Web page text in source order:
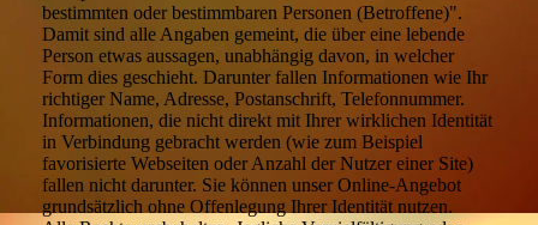
bestimmten oder bestimmbaren Personen (Betroffene)".
Damit sind alle Angaben gemeint, die über eine lebende
Person etwas aussagen, unabhängig davon, in welcher
Form dies geschieht. Darunter fallen Informationen wie Ihr
richtiger Name, Adresse, Postanschrift, Telefonnummer.
Informationen, die nicht direkt mit Ihrer wirklichen Identität
in Verbindung gebracht werden (wie zum Beispiel
favorisierte Webseiten oder Anzahl der Nutzer einer Site)
fallen nicht darunter. Sie können unser Online-Angebot
grundsätzlich ohne Offenlegung Ihrer Identität nutzen.